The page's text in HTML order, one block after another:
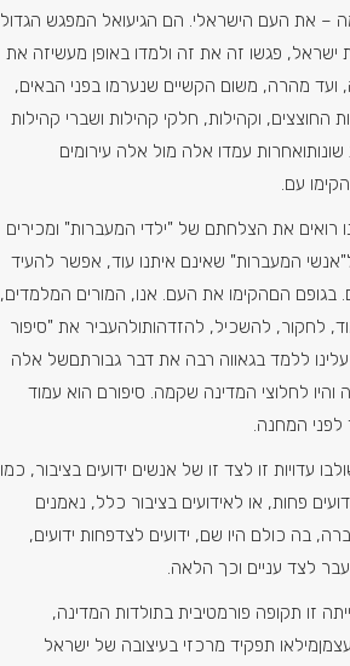
– את העם הישראלי. הם הגיעואל המפגש הגדול
ישראל, פגשו זה את זה ולמדו באופן מעשיזה את
ועד מהרה, משום הקשיים שנערמו בפני הבאים,
החוצצים, וקהילות, חלקי קהילות ושברי קהילות
שונותואחרות עמדו אלה מול אלה עירומים
עם.
רואים את הצלחתם של "ילדי המעברות" ומכירים
המעברות" שאינם איתנו עוד, אפשר להעיד
בגופם הםהקימו את העם. אנו, המורים המלמדים,
לחקור, להשכיל, להזדהותולהעביר את "סיפור
ללמד בגאווה רבה את דבר גבורתםשל אלה
לחלוצי המדינה שקמה. סיפורם הוא עמוד
המחנה.
עדויות זו לצד זו של אנשים ידועים בציבור, כמו
פחות, או לאידועים בציבור כלל, נאמנים
בה כולם היו שם, ידועים לצדפחות ידועים,
לצד עניים וכך הלאה.
זו תקופה פורמטיבית בתולדות המדינה,
תפקיד מרכזי בעיצובה של ישראל